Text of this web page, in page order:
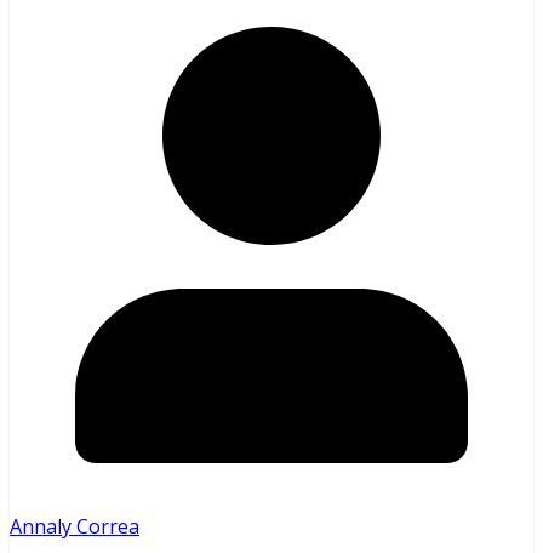
Annaly Correa